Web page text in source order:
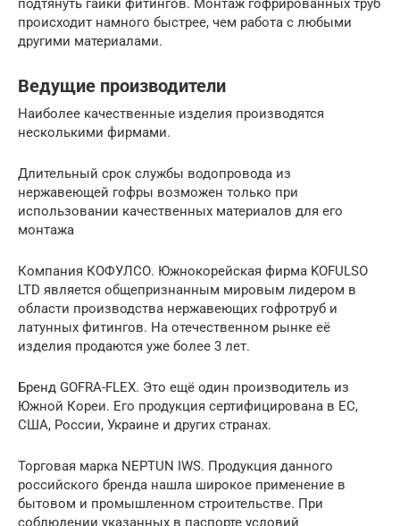
подтянуть гайки фитингов. Монтаж гофрированных труб
происходит намного быстрее, чем работа с любыми
другими материалами.
Ведущие производители
Наиболее качественные изделия производятся
несколькими фирмами.
Длительный срок службы водопровода из
нержавеющей гофры возможен только при
использовании качественных материалов для его
монтажа
Компания КОФУЛСО. Южнокорейская фирма KOFULSO
LTD является общепризнанным мировым лидером в
области производства нержавеющих гофротруб и
латунных фитингов. На отечественном рынке её
изделия продаются уже более 3 лет.
Бренд GOFRA-FLEX. Это ещё один производитель из
Южной Кореи. Его продукция сертифицирована в ЕС,
США, России, Украине и других странах.
Торговая марка NEPTUN IWS. Продукция данного
российского бренда нашла широкое применение в
бытовом и промышленном строительстве. При
соблюдении указанных в паспорте условий